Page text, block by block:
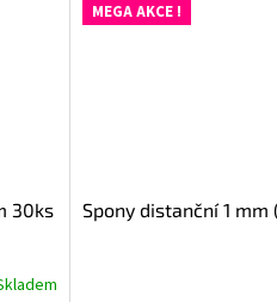
30ks
MEGA AKCE !
Spony distanční 1